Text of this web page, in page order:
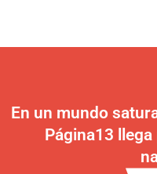
En un mundo
Página13